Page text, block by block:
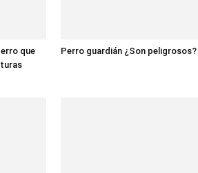
que
Perro guardián ¿Son peligrosos?